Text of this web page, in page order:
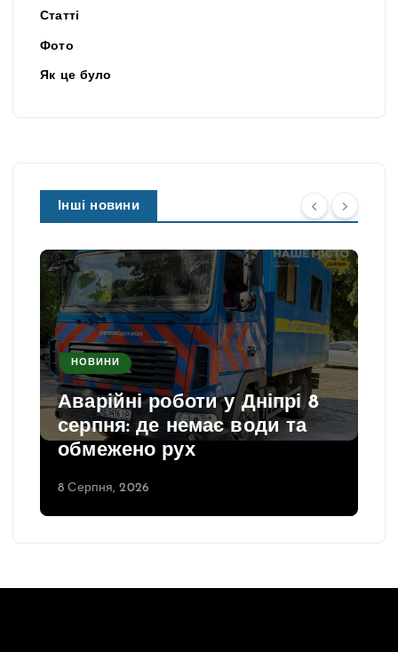
Статті
Фото
Як це було
Інші новини
НОВИНИ
Аварійні роботи у Дніпрі 8
серпня: де немає води та
обмежено рух
8 Серпня, 2026